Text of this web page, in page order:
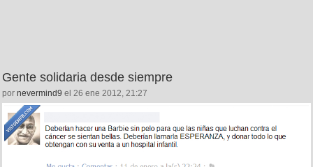
Gente solidaria desde siempre
por nevermind9 el 26 ene 2012, 21:27